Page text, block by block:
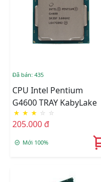
Đã bán: 435
CPU Intel Pentium
G4600 TRAY KabyLake
★ ★ ★ ☆ ☆
205.000 đ
Mới 100%